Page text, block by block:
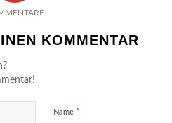
KOMMENTAR
Name *